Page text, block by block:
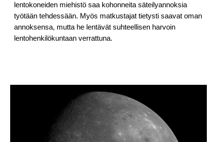
lentokoneiden miehistö saa kohonneita säteilyannoksia
työtään tehdessään. Myös matkustajat tietysti saavat oman
annoksensa, mutta he lentävät suhteellisen harvoin
lentohenkilökuntaan verrattuna.